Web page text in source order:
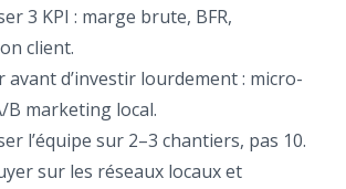
3 KPI : marge brute, BFR,
client.
avant d’investir lourdement : micro-
B marketing local.
l’équipe sur 2–3 chantiers, pas 10.
sur les réseaux locaux et